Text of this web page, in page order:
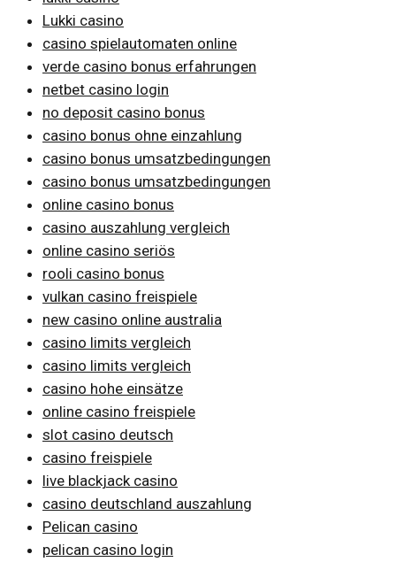
Lukki casino
casino spielautomaten online
verde casino bonus erfahrungen
netbet casino login
no deposit casino bonus
casino bonus ohne einzahlung
casino bonus umsatzbedingungen
casino bonus umsatzbedingungen
online casino bonus
casino auszahlung vergleich
online casino seriös
rooli casino bonus
vulkan casino freispiele
new casino online australia
casino limits vergleich
casino limits vergleich
casino hohe einsätze
online casino freispiele
slot casino deutsch
casino freispiele
live blackjack casino
casino deutschland auszahlung
Pelican casino
pelican casino login